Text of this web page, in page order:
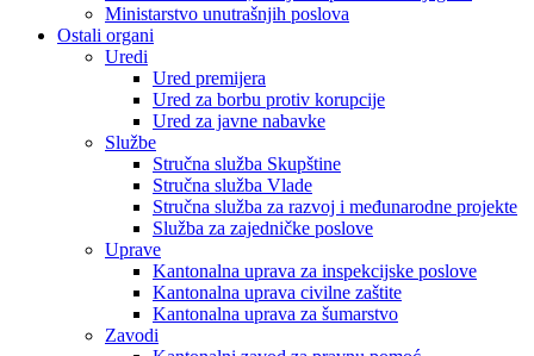
Ministarstvo unutrašnjih poslova
Ostali organi
Uredi
Ured premijera
Ured za borbu protiv korupcije
Ured za javne nabavke
Službe
Stručna služba Skupštine
Stručna služba Vlade
Stručna služba za razvoj i međunarodne projekte
Služba za zajedničke poslove
Uprave
Kantonalna uprava za inspekcijske poslove
Kantonalna uprava civilne zaštite
Kantonalna uprava za šumarstvo
Zavodi